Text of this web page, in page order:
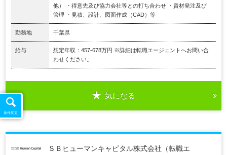
他） ・得意先及び協力会社等との打ち合わせ ・資材発注及び
管理 ・見積、設計、図面作成（CAD）等
勤務地 千葉県
給与
想定年収：457-678万円 ※詳細は転職エージェントへお問い合
わせください。
気になる
ＳＢヒューマンキャピタル株式会社（転職エ
条件変更